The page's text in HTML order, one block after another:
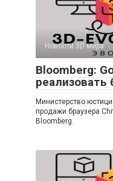
Новости 3D мира
Bloomberg:
реализовать
Министерство
продажи браузера
Bloomberg.